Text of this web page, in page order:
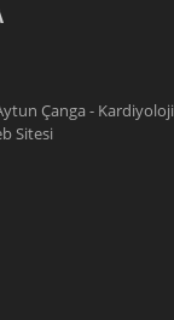
Çanga - Kardiyoloji
Sitesi